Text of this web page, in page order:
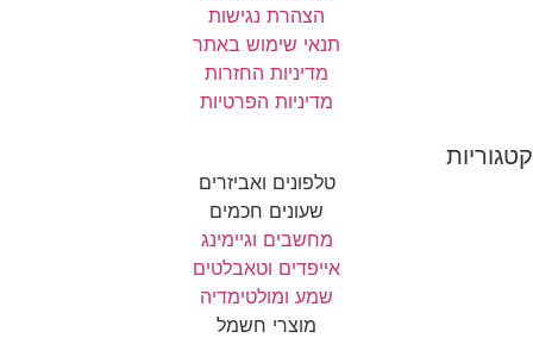
הצהרת נגישות
תנאי שימוש באתר
מדיניות החזרות
מדיניות הפרטיות
קטגוריות
טלפונים ואביזרים
שעונים חכמים
מחשבים וגיימינג
אייפדים וטאבלטים
שמע ומולטימדיה
מוצרי חשמל